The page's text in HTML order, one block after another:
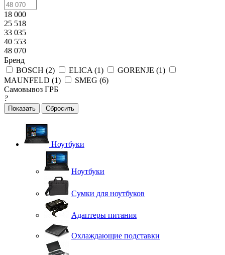
18 000
25 518
33 035
40 553
48 070
Бренд
BOSCH (2) ELICA (1) GORENJE (1)
MAUNFELD (1) SMEG (6)
Самовывоз ГРБ
?
Сбросить
Ноутбуки
Ноутбуки
Сумки для ноутбуков
Адаптеры питания
Охлаждающие подставки